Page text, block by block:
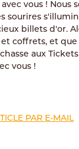
vous ! Nous
sourires
billets d'or.
coffrets, et
aux
vous !
PAR E-MAIL